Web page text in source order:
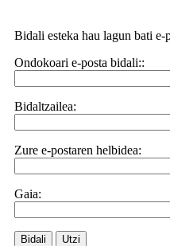
Bidali esteka hau lagun bati e-
Ondokoari e-posta bidali::
Bidaltzailea:
Zure e-postaren helbidea:
Gaia:
Bidali Utzi